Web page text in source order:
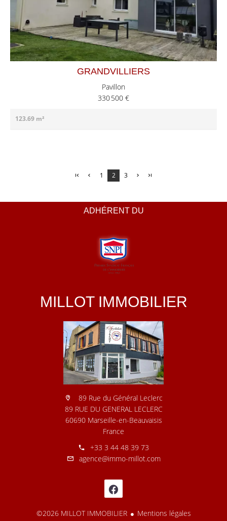
GRANDVILLIERS
Pavillon
330 500 €
123.69 m²
1 2 3
ADHÉRENT DU
MILLOT IMMOBILIER
89 Rue du Général Leclerc
89 RUE DU GENERAL LECLERC
60690 Marseille-en-Beauvaisis
France
+33 3 44 48 39 73
agence@immo-millot.com
©2026 MILLOT IMMOBILIER
Mentions légales